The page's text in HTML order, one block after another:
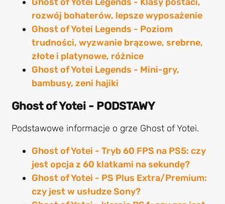
rozwój bohaterów, lepsze wyposażenie
Ghost of Yotei Legends - Poziom
trudności, wyzwanie brązowe, srebrne,
złote i platynowe, różnice
Ghost of Yotei Legends - Mini-gry,
bambusy, zeni hajiki
Ghost of Yotei - PODSTAWY
Podstawowe informacje o grze Ghost of Yotei.
Ghost of Yotei - Tryb 60 FPS na PS5: czy
jest opcja z 60 klatkami na sekundę?
Ghost of Yotei - PS Plus Extra/Premium:
czy jest w usłudze Sony?